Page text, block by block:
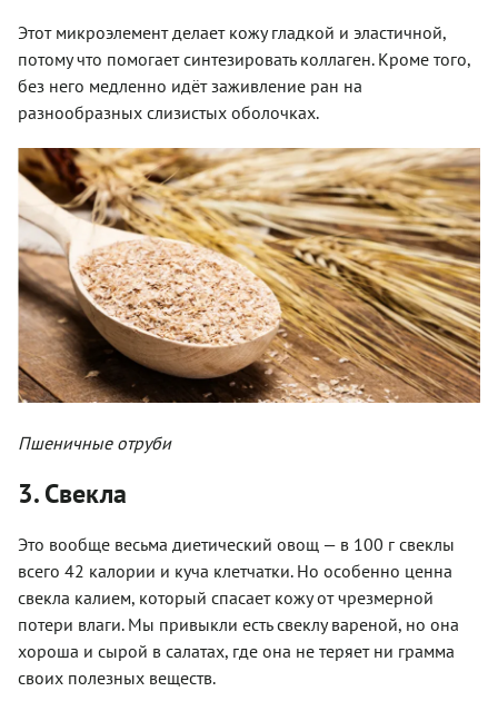
Этот микроэлемент делает кожу гладкой и эластичной,
потому что помогает синтезировать коллаген. Кроме того,
без него медленно идёт заживление ран на
разнообразных слизистых оболочках.
Пшеничные отруби
3. Свекла
Это вообще весьма диетический овощ — в 100 г свеклы
всего 42 калории и куча клетчатки. Но особенно ценна
свекла калием, который спасает кожу от чрезмерной
потери влаги. Мы привыкли есть свеклу вареной, но она
хороша и сырой в салатах, где она не теряет ни грамма
своих полезных веществ.